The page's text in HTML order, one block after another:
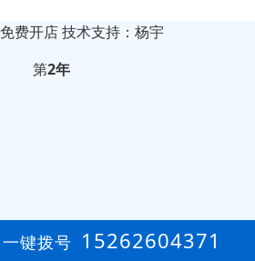
免费开店技术支持：杨宇
第2年
一键拨号 15262604371